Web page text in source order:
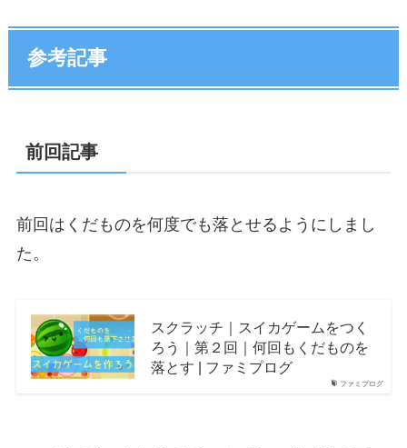
参考記事
前回記事
前回はくだものを何度でも落とせるようにしまし
た。
ファミプログ
スクラッチ｜スイカゲームをつく
ろう｜第２回｜何回もくだものを
落とす | ファミプログ